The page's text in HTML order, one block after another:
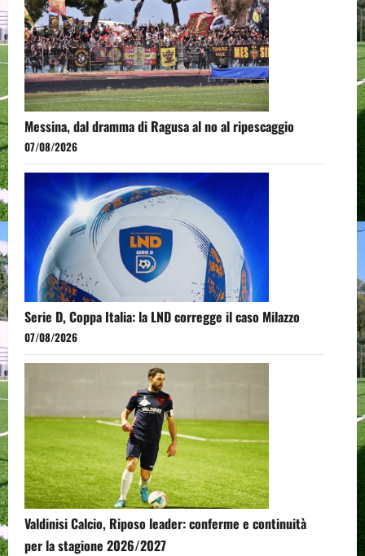
Messina, dal dramma di Ragusa al no al ripescaggio
07/08/2026
Serie D, Coppa Italia: la LND corregge il caso Milazzo
07/08/2026
Valdinisi Calcio, Riposo leader: conferme e continuità
per la stagione 2026/2027